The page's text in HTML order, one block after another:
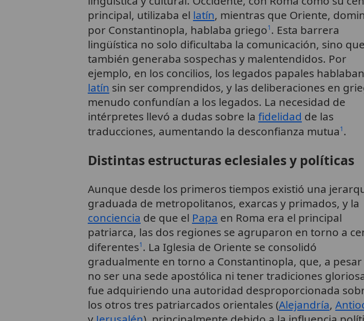
principal, utilizaba el latín, mientras que Oriente,
por Constantinopla, hablaba griego1. Esta barrera
lingüística no solo dificultaba la comunicación, sino que
también generaba sospechas y malentendidos. Por
ejemplo, en los concilios, los legados papales
latín sin ser comprendidos, y las deliberaciones en
menudo confundían a los legados. La necesidad de
intérpretes llevó a dudas sobre la fidelidad de las
traducciones, aumentando la desconfianza mutua1.
Distintas estructuras eclesiales y políticas
Aunque desde los primeros tiempos existió una
graduada de metropolitanos, exarcas y primados, y la
conciencia de que el Papa en Roma era el principal
patriarca, las dos regiones se agruparon en torno a
diferentes1. La Iglesia de Oriente se consolidó
gradualmente en torno a Constantinopla, que, a pesar
no ser una sede apostólica ni tener tradiciones
fue adquiriendo una autoridad desproporcionada
los otros tres patriarcados orientales (Alejandría,